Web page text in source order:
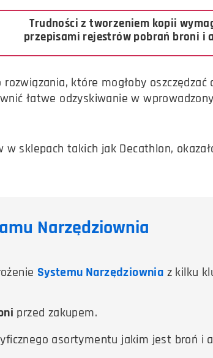
Trudności z tworzeniem kopii
przepisami rejestrów pobrań broni i
które mogłoby oszczędzać
łatwe odzyskiwanie w
sklepach takich jak Decathlon,
Narzędziownia
Systemu Narzędziownia z kilku
przed zakupem.
asortymentu jakim jest broń i